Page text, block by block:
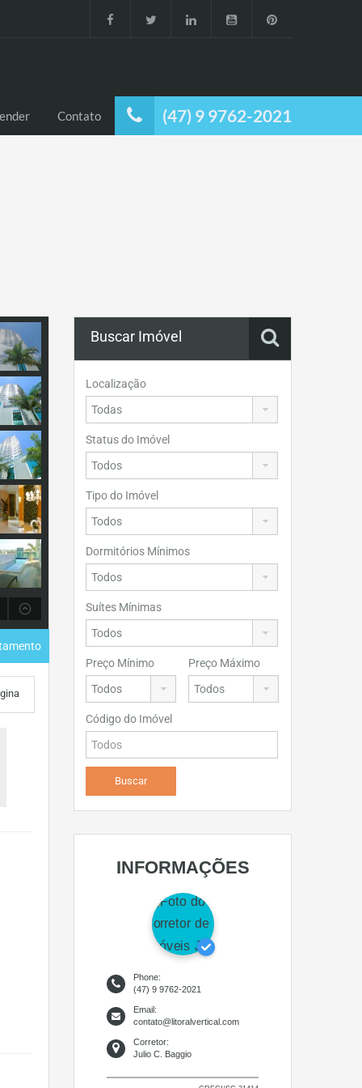
(47) 9 9762-2021
Contato
Buscar Imóvel
Localização
Status do Imóvel
Tipo do Imóvel
Dormitórios Mínimos
Suítes Mínimas
Preço Mínimo Preço Máximo
Código do Imóvel
INFORMAÇÕES
Phone:
(47) 9 9762-2021
Email:
contato@litoralvertical.com
Corretor:
Julio C. Baggio